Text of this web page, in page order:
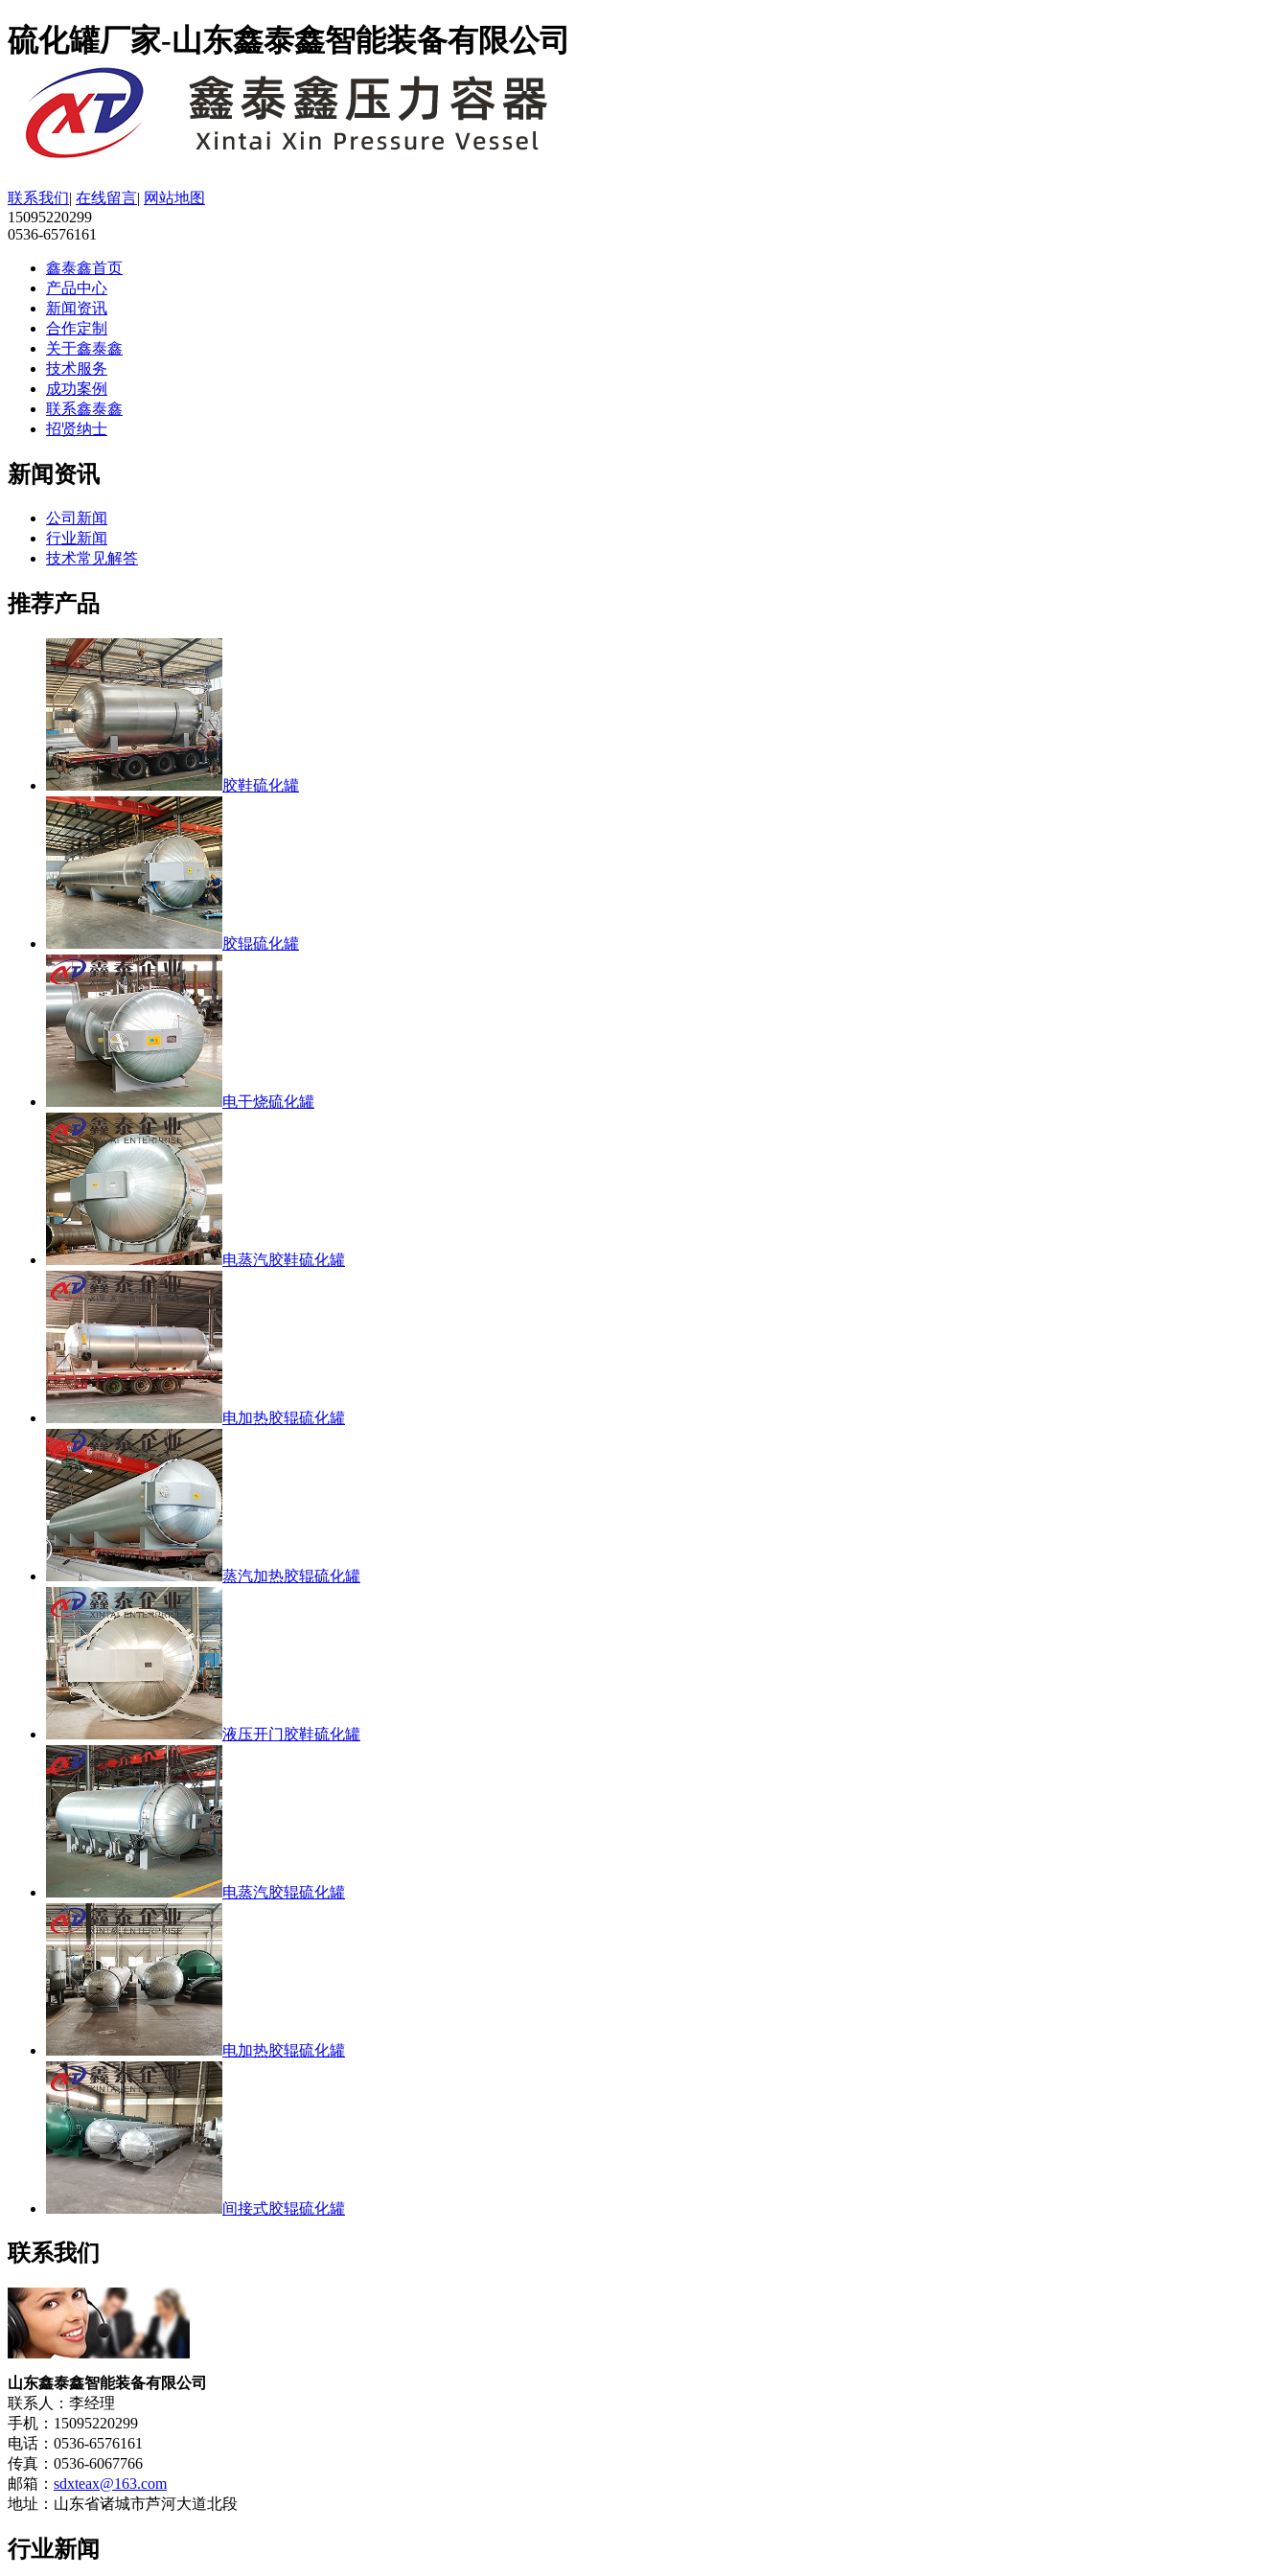
硫化罐厂家-山东鑫泰鑫智能装备有限公司
联系我们| 在线留言| 网站地图
15095220299
0536-6576161
鑫泰鑫首页
产品中心
新闻资讯
合作定制
关于鑫泰鑫
技术服务
成功案例
联系鑫泰鑫
招贤纳士
新闻资讯
公司新闻
行业新闻
技术常见解答
推荐产品
胶鞋硫化罐
胶辊硫化罐
电干烧硫化罐
电蒸汽胶鞋硫化罐
电加热胶辊硫化罐
蒸汽加热胶辊硫化罐
液压开门胶鞋硫化罐
电蒸汽胶辊硫化罐
电加热胶辊硫化罐
间接式胶辊硫化罐
联系我们
山东鑫泰鑫智能装备有限公司
联系人：李经理
手机：15095220299
电话：0536-6576161
传真：0536-6067766
邮箱： sdxteax@163.com
地址：山东省诸城市芦河大道北段
行业新闻